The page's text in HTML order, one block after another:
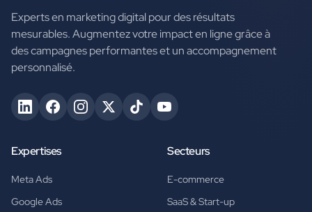
Experts en marketing digital pour des résultats
mesurables. Augmentez votre impact en ligne grâce à
des campagnes performantes et un accompagnement
personnalisé.
Expertises
Meta Ads
Google Ads
Secteurs
E-commerce
SaaS & Start-up